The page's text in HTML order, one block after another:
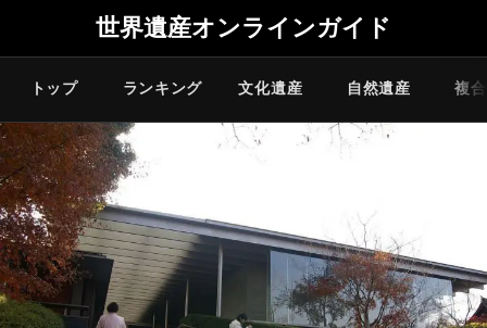
世界遺産オンラインガイド
トップ ランキング 文化遺産 自然遺産 複